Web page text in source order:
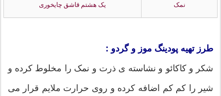
نمک یک هشتم قاشق چایخوری
طرز تهیه پودینگ موز و گردو :
شکر و کاکائو و نشاسته ی ذرت و نمک را مخلوط کرده و
شیر را کم کم اضافه کرده و روی حرارت ملایم قرار می